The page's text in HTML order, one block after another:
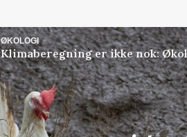
ØKOLOGI
Klimaberegning er ikke nok: